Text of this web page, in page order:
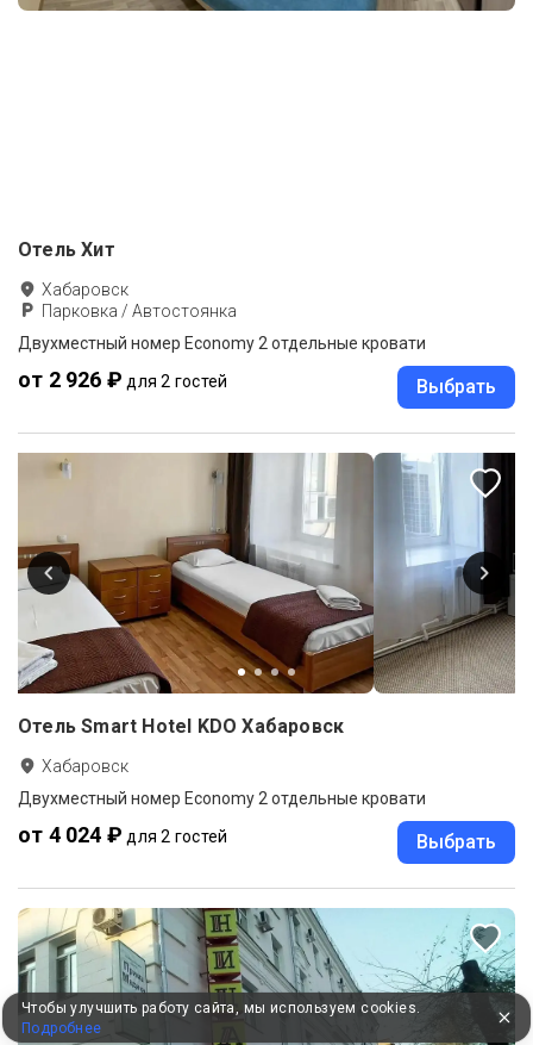
Отель Хит
Хабаровск
Парковка / Автостоянка
Двухместный номер Economy 2 отдельные кровати
от 2 926 ₽ для 2 гостей Выбрать
Отель Smart Hotel KDO Хабаровск
Хабаровск
Двухместный номер Economy 2 отдельные кровати
от 4 024 ₽ для 2 гостей Выбрать
Чтобы улучшить работу сайта, мы используем cookies.
Подробнее